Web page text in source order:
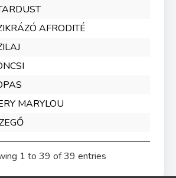
AFRODITÉ
MARYLOU
1 to 39 of 39 entries